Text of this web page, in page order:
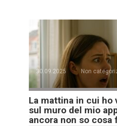
30.09.2025
Non
La mattina in cui ho
sul muro del mio
ancora non so cosa